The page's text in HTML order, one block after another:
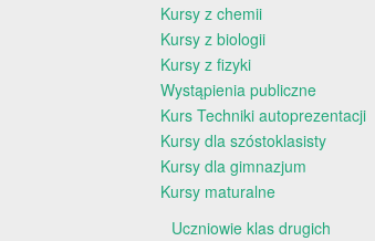
Kursy z chemii
Kursy z biologii
Kursy z fizyki
Wystąpienia publiczne
Kurs Techniki autoprezentacji
Kursy dla szóstoklasisty
Kursy dla gimnazjum
Kursy maturalne
Uczniowie klas drugich